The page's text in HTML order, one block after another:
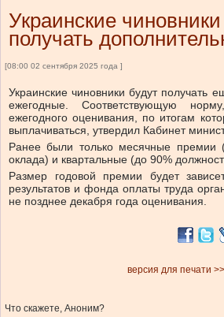
Украинские
получать
[08:00 02 сентября 2025 года ]
Украинские чиновники будут
ежегодные. Соответствующую
ежегодного оценивания, по итогам
выплачиваться, утвердил Кабинет
Ранее были только месячные премии
оклада) и квартальные (до 90%
Размер годовой премии будет
результатов и фонда оплаты труда
не позднее декабря года оценивания.
версия для печати >>
Что скажете, Аноним?